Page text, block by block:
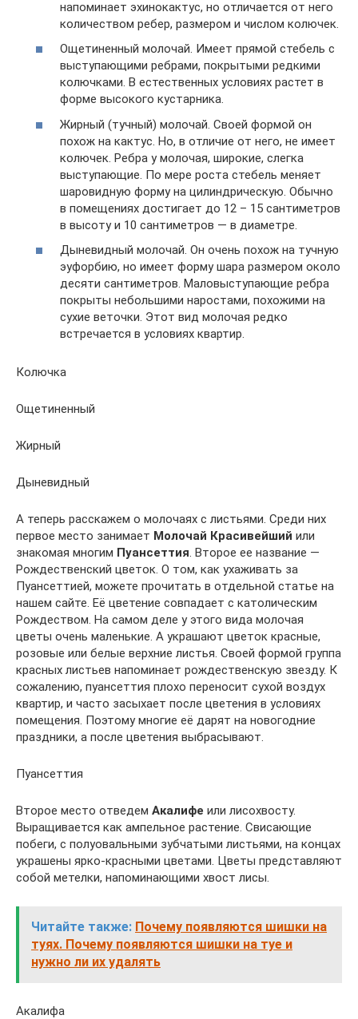
напоминает эхинокактус, но отличается от него
количеством ребер, размером и числом колючек.
Ощетиненный молочай. Имеет прямой стебель с
выступающими ребрами, покрытыми редкими
колючками. В естественных условиях растет в
форме высокого кустарника.
Жирный (тучный) молочай. Своей формой он
похож на кактус. Но, в отличие от него, не имеет
колючек. Ребра у молочая, широкие, слегка
выступающие. По мере роста стебель меняет
шаровидную форму на цилиндрическую. Обычно
в помещениях достигает до 12 – 15 сантиметров
в высоту и 10 сантиметров — в диаметре.
Дыневидный молочай. Он очень похож на тучную
эуфорбию, но имеет форму шара размером около
десяти сантиметров. Маловыступающие ребра
покрыты небольшими наростами, похожими на
сухие веточки. Этот вид молочая редко
встречается в условиях квартир.
Колючка
Ощетиненный
Жирный
Дыневидный
А теперь расскажем о молочаях с листьями. Среди них
первое место занимает Молочай Красивейший или
знакомая многим Пуансеттия. Второе ее название —
Рождественский цветок. О том, как ухаживать за
Пуансеттией, можете прочитать в отдельной статье на
нашем сайте. Её цветение совпадает с католическим
Рождеством. На самом деле у этого вида молочая
цветы очень маленькие. А украшают цветок красные,
розовые или белые верхние листья. Своей формой группа
красных листьев напоминает рождественскую звезду. К
сожалению, пуансеттия плохо переносит сухой воздух
квартир, и часто засыхает после цветения в условиях
помещения. Поэтому многие её дарят на новогодние
праздники, а после цветения выбрасывают.
Пуансеттия
Второе место отведем Акалифе или лисохвосту.
Выращивается как ампельное растение. Свисающие
побеги, с полуовальными зубчатыми листьями, на концах
украшены ярко-красными цветами. Цветы представляют
собой метелки, напоминающими хвост лисы.
Читайте также: Почему появляются шишки на
туях. Почему появляются шишки на туе и
нужно ли их удалять
Акалифа